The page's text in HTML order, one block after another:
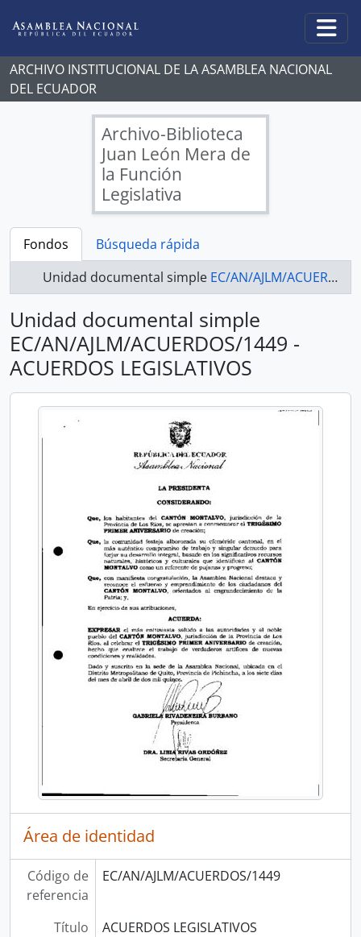
ARCHIVO INSTITUCIONAL DE LA ASAMBLEA NACIONAL
DEL ECUADOR
Archivo-Biblioteca
Juan León Mera de
la Función
Legislativa
Fondos
Búsqueda rápida
Unidad documental simple EC/AN/AJLM/ACUERDOS/1449 - ACUERDOS LEGISLATIVOS
Unidad documental simple
EC/AN/AJLM/ACUERDOS/1449 -
ACUERDOS LEGISLATIVOS
Área de identidad
Código de
referencia
EC/AN/AJLM/ACUERDOS/1449
Título
ACUERDOS LEGISLATIVOS